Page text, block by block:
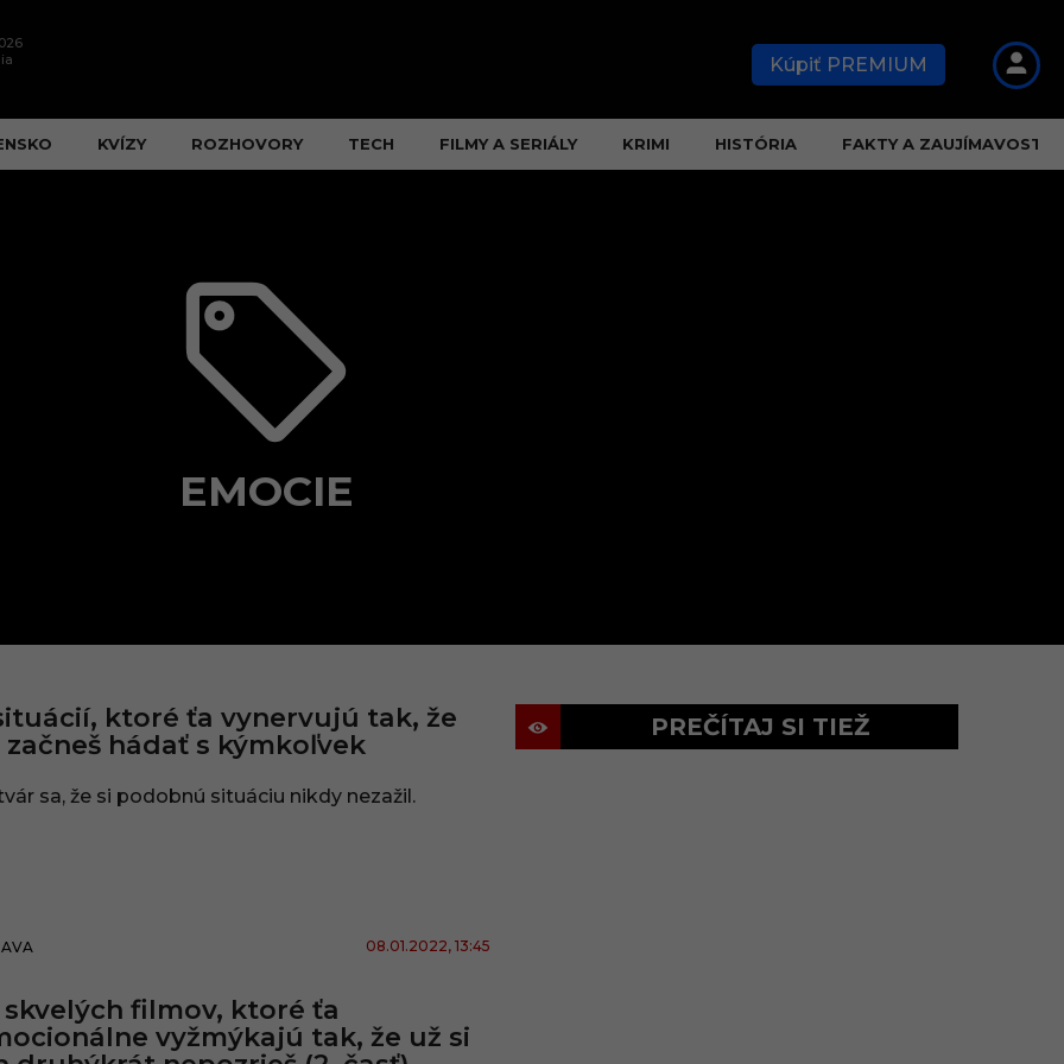
Kúpiť PREMIUM
KVÍZY ROZHOVORY TECH FILMY A SERIÁLY KRIMI HISTÓRIA FAKTY A ZAUJÍMAVOSTI
EMOCIE
ktoré ťa vynervujú tak, že
začneš hádať s kýmkoľvek
sa, že si podobnú situáciu nikdy nezažil.
08.01.2022, 13:45
skvelých filmov, ktoré ťa
vyžmýkajú tak, že už si
PREČÍTAJ SI TIEŽ